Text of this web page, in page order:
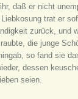
daß er nicht
trat er
zurück, und
die junge
so fand sie
dessen
seien.